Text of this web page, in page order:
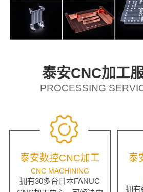
泰安CNC加工
PROCESSING
泰安数控CNC加工
CNC MACHINING
拥有30多台日本FANUC
泰
拥有